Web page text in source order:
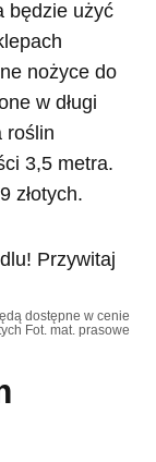
będzie użyć
nożyce do
w długi
roślin
3,5 metra.
złotych.
dostępne w cenie
Fot. mat. prasowe